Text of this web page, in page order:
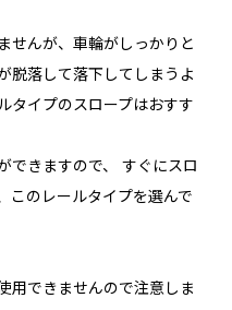
せんが、車輪がしっかりと
脱落して落下してしまうよ
タイプのスロープはおすす
できますので、 すぐにスロ
このレールタイプを選んで
用できませんので注意しま